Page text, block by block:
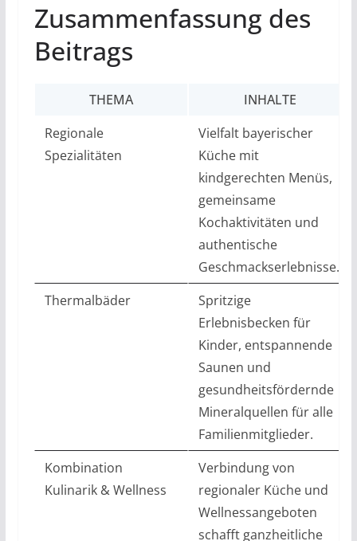
Zusammenfassung des
Beitrags
THEMA
INHALTE
Regionale
Spezialitäten
Vielfalt bayerischer
Küche mit
kindgerechten Menüs,
gemeinsame
Kochaktivitäten und
authentische
Geschmackserlebnisse.
Thermalbäder
Spritzige
Erlebnisbecken für
Kinder, entspannende
Saunen und
gesundheitsfördernde
Mineralquellen für alle
Familienmitglieder.
Kombination
Kulinarik & Wellness
Verbindung von
regionaler Küche und
Wellnessangeboten
schafft ganzheitliche